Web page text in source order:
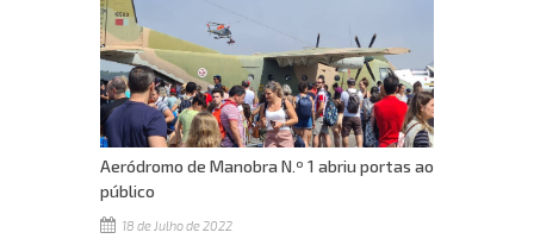
Aeródromo de Manobra N.º 1 abriu portas ao
público
18 de Julho de 2022